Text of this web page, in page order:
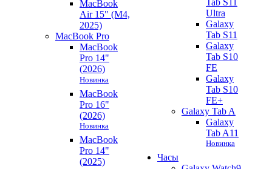
MacBook
Air 15" (M4,
2025)
MacBook Pro
MacBook
Pro 14"
(2026)
Новинка
MacBook
Pro 16"
(2026)
Новинка
MacBook
Pro 14"
(2025)
Tab S11
Ultra
Galaxy
Tab S11
Galaxy
Tab S10
FE
Galaxy
Tab S10
FE+
Galaxy Tab A
Galaxy
Tab A11
Новинка
Часы